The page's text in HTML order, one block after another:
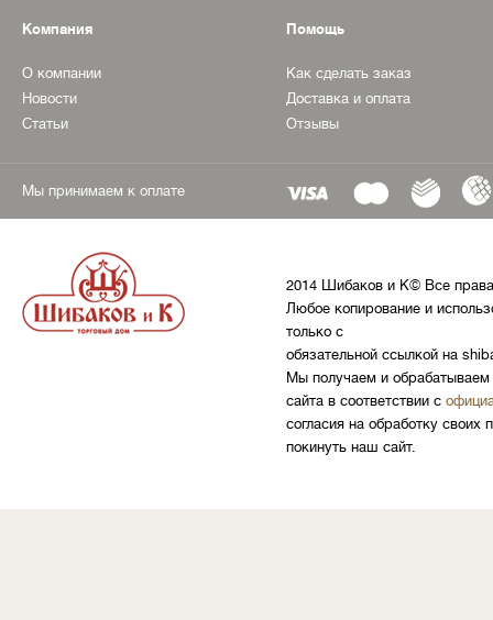
Компания
О компании
Новости
Статьи
Помощь
Как сделать заказ
Доставка и оплата
Отзывы
Мы принимаем к оплате
2014 Шибаков и К© Все
Любое копирование и
только с
обязательной ссылкой на
Мы получаем и обрабатываем
сайта в соответствии с
согласия на обработку
покинуть наш сайт.